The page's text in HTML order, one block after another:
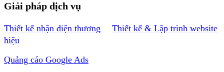
Giải pháp dịch vụ
Thiết kế nhận diện thương
hiệu
Thiết kế & Lập trình website
Quảng cáo Google Ads